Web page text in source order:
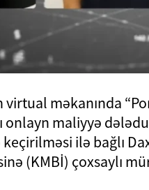
məkanında
onlayn maliyyə
ilə bağlı
(KMBİ) çoxsaylı